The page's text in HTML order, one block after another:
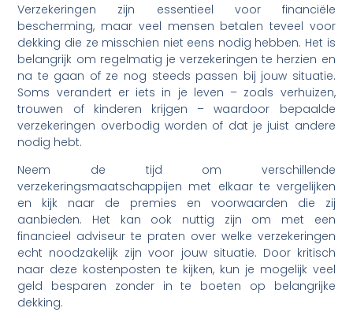
Verzekeringen zijn essentieel voor financiële
bescherming, maar veel mensen betalen teveel voor
dekking die ze misschien niet eens nodig hebben. Het is
belangrijk om regelmatig je verzekeringen te herzien en
na te gaan of ze nog steeds passen bij jouw situatie.
Soms verandert er iets in je leven – zoals verhuizen,
trouwen of kinderen krijgen – waardoor bepaalde
verzekeringen overbodig worden of dat je juist andere
nodig hebt.
Neem de tijd om verschillende
verzekeringsmaatschappijen met elkaar te vergelijken
en kijk naar de premies en voorwaarden die zij
aanbieden. Het kan ook nuttig zijn om met een
financieel adviseur te praten over welke verzekeringen
echt noodzakelijk zijn voor jouw situatie. Door kritisch
naar deze kostenposten te kijken, kun je mogelijk veel
geld besparen zonder in te boeten op belangrijke
dekking.